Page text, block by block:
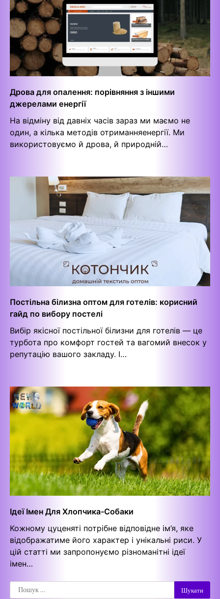
Дрова для опалення: порівняння з іншими
джерелами енергії
На відміну від давніх часів зараз ми маємо не
один, а кілька методів отриманняенергії. Ми
використовуємо й дрова, й природній…
Постільна білизна оптом для готелів: корисний
гайд по вибору постелі
Вибір якісної постільної білизни для готелів — це
турбота про комфорт гостей та вагомий внесок у
репутацію вашого закладу. І…
Ідеї Імен Для Хлопчика-Собаки
Кожному цуценяті потрібне відповідне ім’я, яке
відображатиме його характер і унікальні риси. У
цій статті ми запропонуємо різноманітні ідеї
імен…
Пошук: